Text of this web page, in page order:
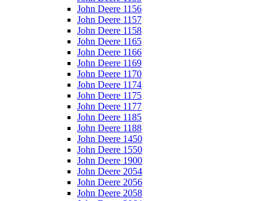
John Deere 1156
John Deere 1157
John Deere 1158
John Deere 1165
John Deere 1166
John Deere 1169
John Deere 1170
John Deere 1174
John Deere 1175
John Deere 1177
John Deere 1185
John Deere 1188
John Deere 1450
John Deere 1550
John Deere 1900
John Deere 2054
John Deere 2056
John Deere 2058